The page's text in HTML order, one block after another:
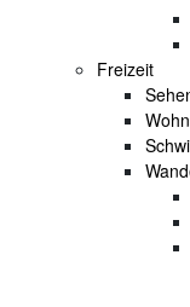
Freizeit